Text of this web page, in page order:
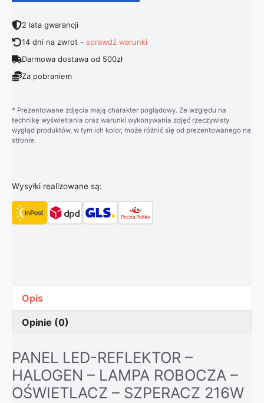
2 lata gwarancji
14 dni na zwrot -sprawdź warunki
Darmowa dostawa od 500zł
Za pobraniem
* Prezentowane zdjęcia mają charakter poglądowy. Ze względu na
technikę wyświetlania oraz warunki wykonywania zdjęć rzeczywisty
wygląd produktów, w tym ich kolor, może różnić się od prezentowanego na
stronie.
Wysyłki realizowane są:
Opis
Opinie (0)
PANEL LED-REFLEKTOR –
HALOGEN – LAMPA ROBOCZA –
OŚWIETLACZ – SZPERACZ 216W